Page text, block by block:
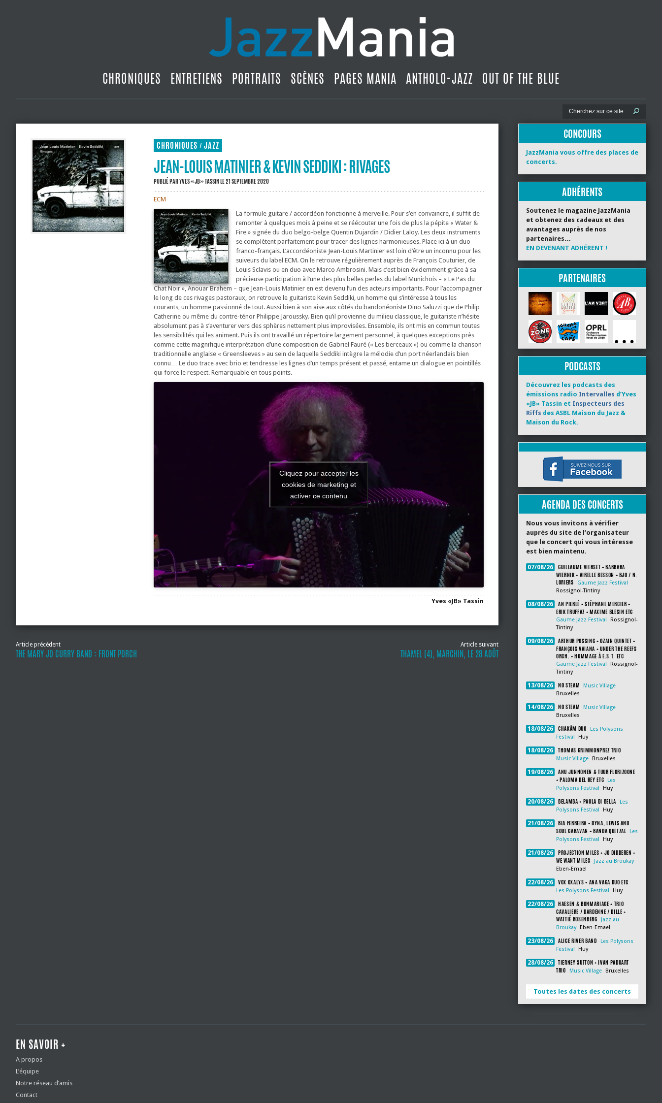
CHRONIQUES ENTRETIENS PORTRAITS SCÈNES PAGES MANIA ANTHOLO-JAZZ OUT OF THE BLUE
CHRONIQUES / JAZZ
JEAN-LOUIS MATINIER & KEVIN SEDDIKI : RIVAGES
PUBLIÉ PARYVES «JB» TASSINLE 21 SEPTEMBRE 2020
ECM
La formule guitare / accordéon fonctionne à merveille. Pour s’en convaincre, il suffit de
remonter à quelques mois à peine et se réécouter une fois de plus la pépite « Water &
Fire » signée du duo belgo-belge Quentin Dujardin / Didier Laloy. Les deux instruments
se complètent parfaitement pour tracer des lignes harmonieuses. Place ici à un duo
franco-français. L’accordéoniste Jean-Louis Martinier est loin d’être un inconnu pour les
suiveurs du label ECM. On le retrouve régulièrement auprès de François Couturier, de
Louis Sclavis ou en duo avec Marco Ambrosini. Mais c’est bien évidemment grâce à sa
précieuse participation à l’une des plus belles perles du label Munichois – « Le Pas du
Chat Noir », Anouar Brahem – que Jean-Louis Matinier en est devenu l’un des acteurs importants. Pour l’accompagner
le long de ces rivages pastoraux, on retrouve le guitariste Kevin Seddiki, un homme qui s’intéresse à tous les
courants, un homme passionné de tout. Aussi bien à son aise aux côtés du bandonéoniste Dino Saluzzi que de Philip
Catherine ou même du contre-ténor Philippe Jaroussky. Bien qu’il provienne du milieu classique, le guitariste n’hésite
absolument pas à s’aventurer vers des sphères nettement plus improvisées. Ensemble, ils ont mis en commun toutes
les sensibilités qui les animent. Puis ils ont travaillé un répertoire largement personnel, à quelques exceptions près
comme cette magnifique interprétation d’une composition de Gabriel Fauré (« Les berceaux ») ou comme la chanson
traditionnelle anglaise « Greensleeves » au sein de laquelle Seddiki intègre la mélodie d’un port néerlandais bien
connu… Le duo trace avec brio et tendresse les lignes d’un temps présent et passé, entame un dialogue en pointillés
qui force le respect. Remarquable en tous points.
Cliquez pour accepter les
cookies de marketing et
activer ce contenu
Yves «JB» Tassin
Article précédent
THE MARY JO CURRY BAND : FRONT PORCH
Article suivant
THAMEL (4), MARCHIN, LE 28 AOÛT
CONCOURS
JazzMania vous offre des places de
concerts.
ADHÉRENTS
Soutenez le magazine JazzMania
et obtenez des cadeaux et des
avantages auprès de nos
partenaires…
EN DEVENANT ADHÉRENT !
PARTENAIRES
PODCASTS
Découvrez les podcasts des
émissions radio Intervalles d’Yves
«JB» Tassin et Inspecteurs des
Riffs des ASBL Maison du Jazz &
Maison du Rock.
AGENDA DES CONCERTS
Nous vous invitons à vérifier
auprès du site de l’organisateur
que le concert qui vous intéresse
est bien maintenu.
07/08/26
GUILLAUME VIERSET + BARBARA
WIERNIK + AIRELLE BESSON + BJO / N.
LORIERS
Gaume Jazz Festival
Rossignol-Tintiny
08/08/26
AN PIERLÉ + STÉPHANE MERCIER +
ERIK TRUFFAZ + MAXIME BLESIN ETC
Gaume Jazz Festival
Rossignol-
Tintiny
09/08/26
ARTHUR POSSING + OZAIN QUINTET +
FRANÇOIS VAIANA + UNDER THE REEFS
ORCH. + HOMMAGE À E.S.T. ETC
Gaume Jazz Festival
Rossignol-
Tintiny
13/08/26 NO STEAM
Music Village
Bruxelles
14/08/26 NO STEAM
Music Village
Bruxelles
18/08/26 CHAKÂM DUO
Les Polysons
Festival
Huy
18/08/26 THOMAS GRIMMONPREZ TRIO
Music Village Bruxelles
19/08/26
ANU JUNNONEN & TUUR FLORIZOONE
+ PALOMA DEL REY ETC
Les
Polysons Festival
Huy
20/08/26 BELAMBA + PAOLA DI BELLA
Les
Polysons Festival
Huy
21/08/26
BIA FERREIRA + DYNA, LEWIS AND
SOUL CARAVAN + BANDA QUETZAL
Les
Polysons Festival
Huy
21/08/26
PROJECTION MILES + JO DIDDEREN +
WE WANT MILES
Jazz au Broukay
Eben-Emael
22/08/26 VOX OXALYS + ANA VAGA DUO ETC
Les Polysons Festival Huy
22/08/26
HAESEN & BONMARIAGE + TRIO
CAVALIERE / DARDENNE / DILLE +
WATTIÉ ROSENBERG
Jazz au
Broukay
Eben-Emael
23/08/26 ALICE RIVER BAND
Les Polysons
Festival
Huy
28/08/26
TIERNEY SUTTON + IVAN PADUART
TRIO
Music Village Bruxelles
Toutes les dates des concerts
EN SAVOIR +
A propos
L’équipe
Notre réseau d’amis
Contact